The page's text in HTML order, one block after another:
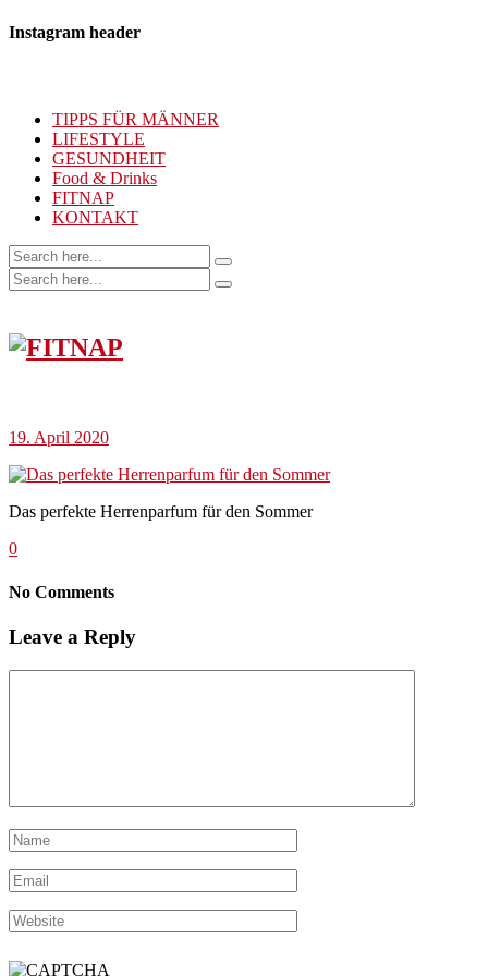
Instagram header
TIPPS FÜR MÄNNER
LIFESTYLE
GESUNDHEIT
Food & Drinks
FITNAP
KONTAKT
19. April 2020
Das perfekte Herrenparfum für den Sommer
0
No Comments
Leave a Reply